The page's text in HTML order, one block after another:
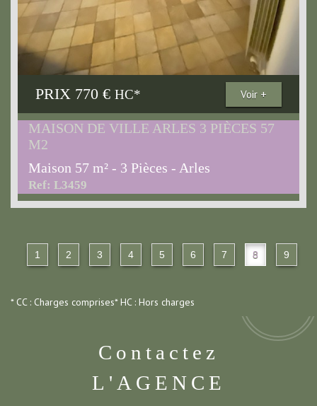
PRIX 770 € HC* Voir +
MAISON DE VILLE ARLES 3 PIÈCES 57
M2
Maison 57 m² - 3 Pièces - Arles
Ref: L3459
1 2 3 4 5 6 7 8 9
* CC : Charges comprises* HC : Hors charges
Contactez
L'AGENCE